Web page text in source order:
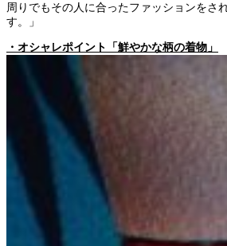
周りでもその人に合ったファッションをさ
す。」
・オシャレポイント「鮮やかな柄の着物」